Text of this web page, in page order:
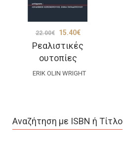
Ρεαλιστικές
ουτοπίες
22.00€
Original
price
was:
22.00€.
15.40€Η
τρέχουσα
είναι:
ERIK OLIN WRIGHT
Αναζήτηση με ISBN ή Τίτλο